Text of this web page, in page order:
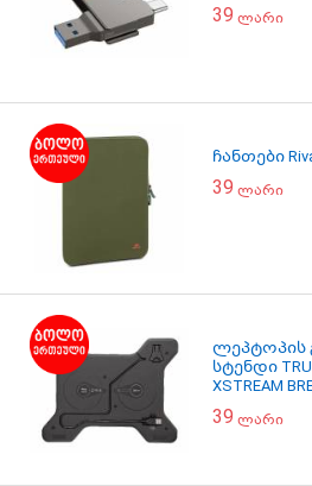
39 ლარი
ჩანთები
39 ლარი
ლეპტოპის
სტენდი
XSTREAM
39 ლარი